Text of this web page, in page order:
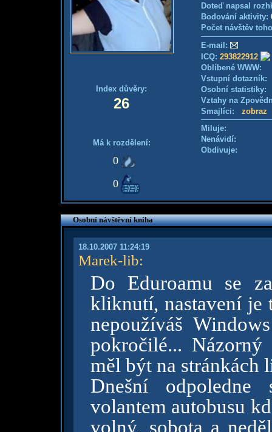
Index důvěry:
26
Má k rozdělení:
0
0
Doteď napsal
Bodování aktivity:
Počet návštěv
E-mail:
ICQ: 293822912
Oblíbené WWW:
Vstupní
Osobní
Vztahy na
Smajlíci: zobraz
Miluje:
Nenávidí:
Obdivuje:
Osobní návštěvní kniha
18.10.2007 11:24:19
Marek-lib:
Do Eduroamu se
kliknutí, nastavení je
nepoužíváš
pokročilé...
měl být na stránkách
Dnešní
volantem autobusu
volný, sobota a